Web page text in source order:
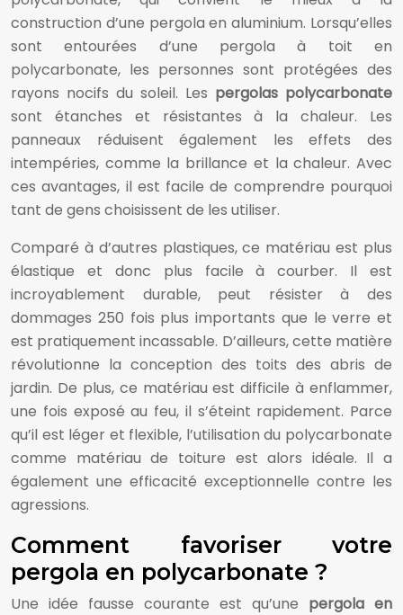
construction d’une pergola en aluminium. Lorsqu’elles
sont entourées d’une pergola à toit en
polycarbonate, les personnes sont protégées des
rayons nocifs du soleil. Les pergolas polycarbonate
sont étanches et résistantes à la chaleur. Les
panneaux réduisent également les effets des
intempéries, comme la brillance et la chaleur. Avec
ces avantages, il est facile de comprendre pourquoi
tant de gens choisissent de les utiliser.
Comparé à d’autres plastiques, ce matériau est plus
élastique et donc plus facile à courber. Il est
incroyablement durable, peut résister à des
dommages 250 fois plus importants que le verre et
est pratiquement incassable. D’ailleurs, cette matière
révolutionne la conception des toits des abris de
jardin. De plus, ce matériau est difficile à enflammer,
une fois exposé au feu, il s’éteint rapidement. Parce
qu’il est léger et flexible, l’utilisation du polycarbonate
comme matériau de toiture est alors idéale. Il a
également une efficacité exceptionnelle contre les
agressions.
Comment favoriser votre
pergola en polycarbonate ?
Une idée fausse courante est qu’une pergola en